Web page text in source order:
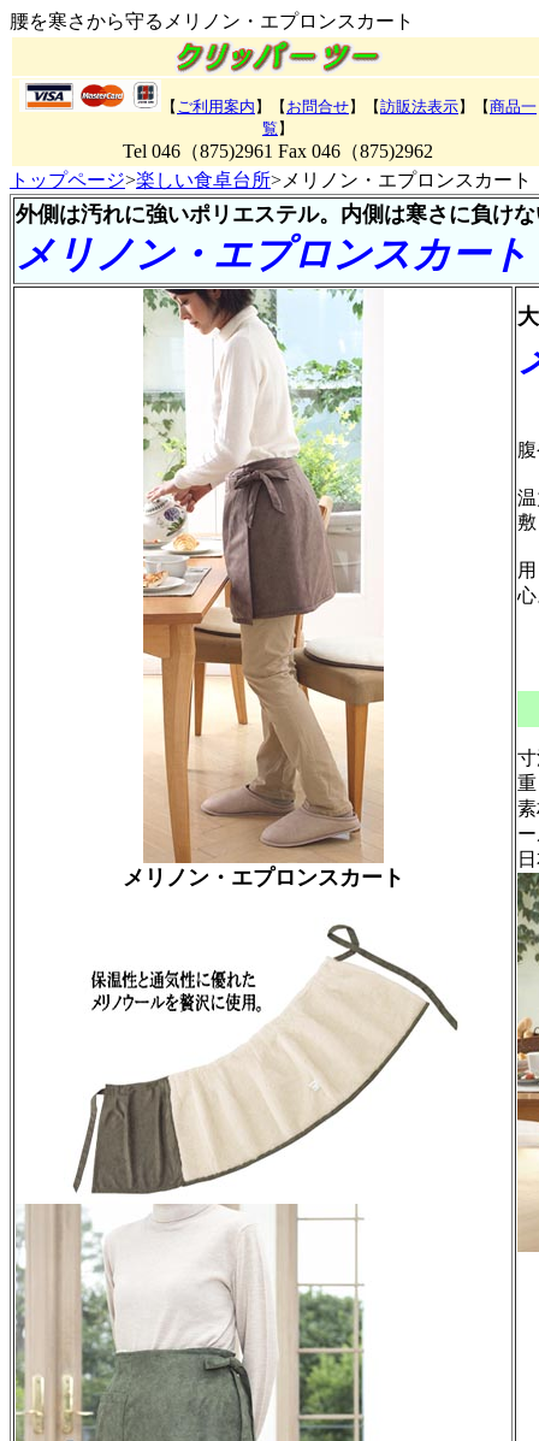
腰を寒さから守るメリノン・エプロンスカート
【 ご利用案内 】【 お問合せ】【訪販法表示】【商品一
覧 】
Tel 046（875)2961 Fax 046（875)2962
トップページ>楽しい食卓台所>メリノン・エプロンスカート
外側は汚れに強いポリエステル。内側は寒さに負け
メリノン・エプロンスカート
メリノン・エプロンスカート